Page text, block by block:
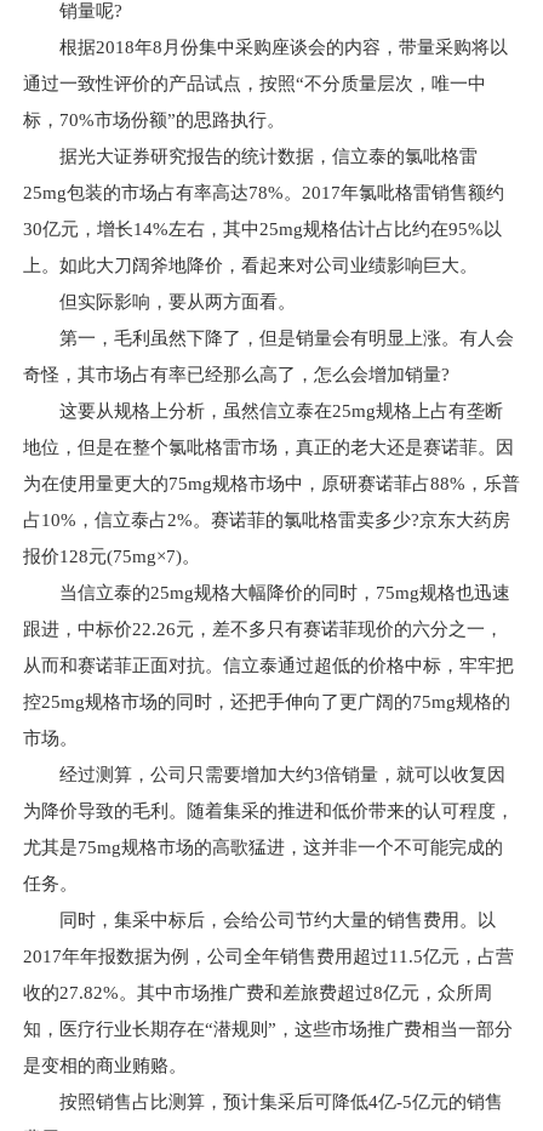
销量呢?
根据2018年8月份集中采购座谈会的内容，带量采购将以
通过一致性评价的产品试点，按照“不分质量层次，唯一中
标，70%市场份额”的思路执行。
据光大证券研究报告的统计数据，信立泰的氯吡格雷
25mg包装的市场占有率高达78%。2017年氯吡格雷销售额约
30亿元，增长14%左右，其中25mg规格估计占比约在95%以
上。如此大刀阔斧地降价，看起来对公司业绩影响巨大。
但实际影响，要从两方面看。
第一，毛利虽然下降了，但是销量会有明显上涨。有人会
奇怪，其市场占有率已经那么高了，怎么会增加销量?
这要从规格上分析，虽然信立泰在25mg规格上占有垄断
地位，但是在整个氯吡格雷市场，真正的老大还是赛诺菲。因
为在使用量更大的75mg规格市场中，原研赛诺菲占88%，乐普
占10%，信立泰占2%。赛诺菲的氯吡格雷卖多少?京东大药房
报价128元(75mg×7)。
当信立泰的25mg规格大幅降价的同时，75mg规格也迅速
跟进，中标价22.26元，差不多只有赛诺菲现价的六分之一，
从而和赛诺菲正面对抗。信立泰通过超低的价格中标，牢牢把
控25mg规格市场的同时，还把手伸向了更广阔的75mg规格的
市场。
经过测算，公司只需要增加大约3倍销量，就可以收复因
为降价导致的毛利。随着集采的推进和低价带来的认可程度，
尤其是75mg规格市场的高歌猛进，这并非一个不可能完成的
任务。
同时，集采中标后，会给公司节约大量的销售费用。以
2017年年报数据为例，公司全年销售费用超过11.5亿元，占营
收的27.82%。其中市场推广费和差旅费超过8亿元，众所周
知，医疗行业长期存在“潜规则”，这些市场推广费相当一部分
是变相的商业贿赂。
按照销售占比测算，预计集采后可降低4亿-5亿元的销售